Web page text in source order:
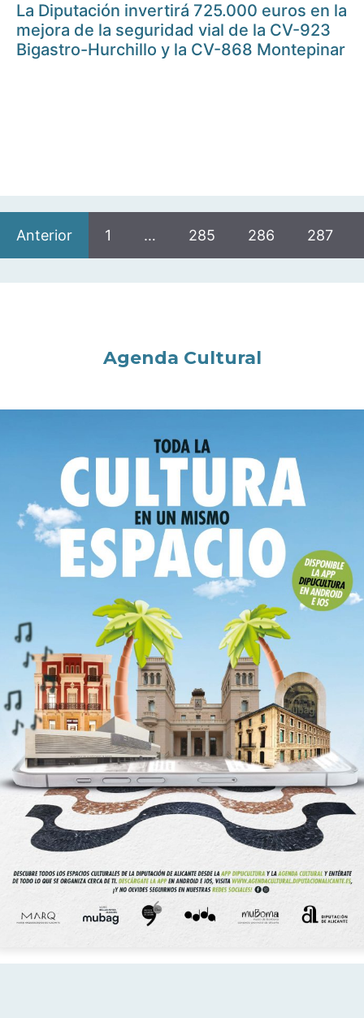
La Diputación invertirá 725.000 euros en la
mejora de la seguridad vial de la CV-923
Bigastro-Hurchillo y la CV-868 Montepinar
Anterior 1 … 285 286 287
Agenda Cultural